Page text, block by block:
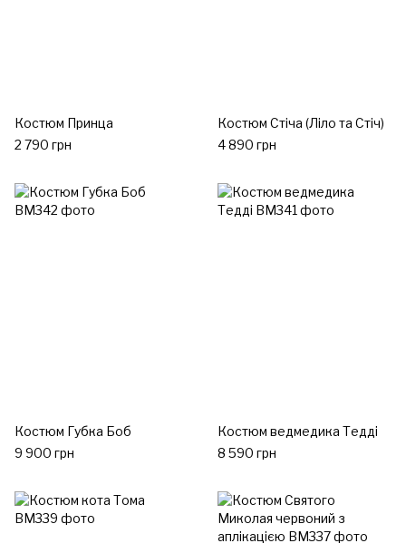
Костюм Принца
2 790 грн
Костюм Стіча (Ліло та Стіч)
4 890 грн
Костюм Губка Боб
9 900 грн
Костюм ведмедика Тедді
8 590 грн